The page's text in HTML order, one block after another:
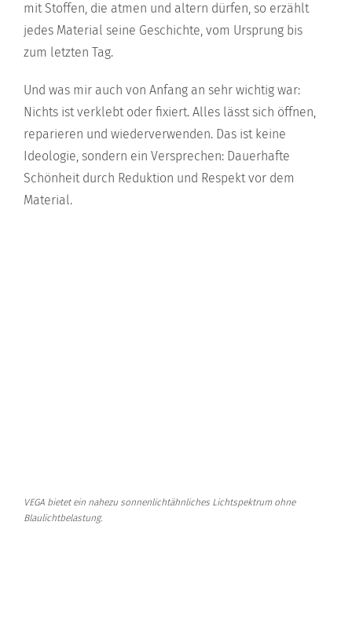
mit Stoffen, die atmen und altern dürfen, so erzählt
jedes Material seine Geschichte, vom Ursprung bis
zum letzten Tag.
Und was mir auch von Anfang an sehr wichtig war:
Nichts ist verklebt oder fixiert. Alles lässt sich öffnen,
reparieren und wiederverwenden. Das ist keine
Ideologie, sondern ein Versprechen: Dauerhafte
Schönheit durch Reduktion und Respekt vor dem
Material.
VEGA bietet ein nahezu sonnenlichtähnliches Lichtspektrum ohne
Blaulichtbelastung.